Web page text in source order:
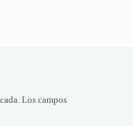
Los campos